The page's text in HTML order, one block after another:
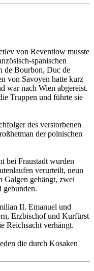
von Reventlow musste
spanischen
de Bourbon, Duc de
von Savoyen hatte kurz
war nach Wien abgereist.
Truppen und führte sie
des verstorbenen
der polnischen
bei Fraustadt wurden
verurteilt, neun
Galgen gehängt, zwei
gebunden.
II. Emanuel und
Erzbischof und Kurfürst
Reichsacht verhängt.
die durch Kosaken